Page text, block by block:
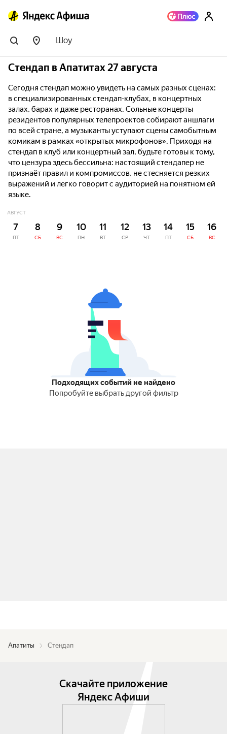
Шоу
Стендап в Апатитах 27 августа
Сегодня стендап можно увидеть на самых разных сценах:
в специализированных стендап-клубах, в концертных
залах, барах и даже ресторанах. Сольные концерты
резидентов популярных телепроектов собирают аншлаги
по всей стране, а музыканты уступают сцены самобытным
комикам в рамках «открытых микрофонов». Приходя на
стендап в клуб или концертный зал, будьте готовы к тому,
что цензура здесь бессильна: настоящий стендапер не
признаёт правил и компромиссов, не стесняется резких
выражений и легко говорит с аудиторией на понятном ей
языке.
АВГУСТ
7
ПТ
8
СБ
9
ВС
10
ПН
11
ВТ
12
СР
13
ЧТ
14
ПТ
15
СБ
16
ВС
Подходящих событий не найдено
Попробуйте выбрать другой фильтр
Апатиты Стендап
Скачайте приложение
Яндекс Афиши